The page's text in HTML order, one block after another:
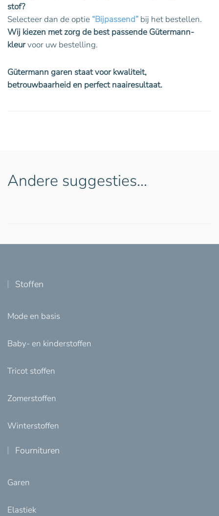
stof?
Selecteer dan de optie “Bijpassend” bij het bestellen.
Wij kiezen met zorg de best passende Gütermann-
kleurvoor uw bestelling.
Gütermann garen staat voor kwaliteit,
betrouwbaarheid en perfect naairesultaat.
Andere suggesties…
Stoffen
Mode en basis
Baby- en kinderstoffen
Tricot stoffen
Zomerstoffen
Winterstoffen
Fournituren
Garen
Elastiek